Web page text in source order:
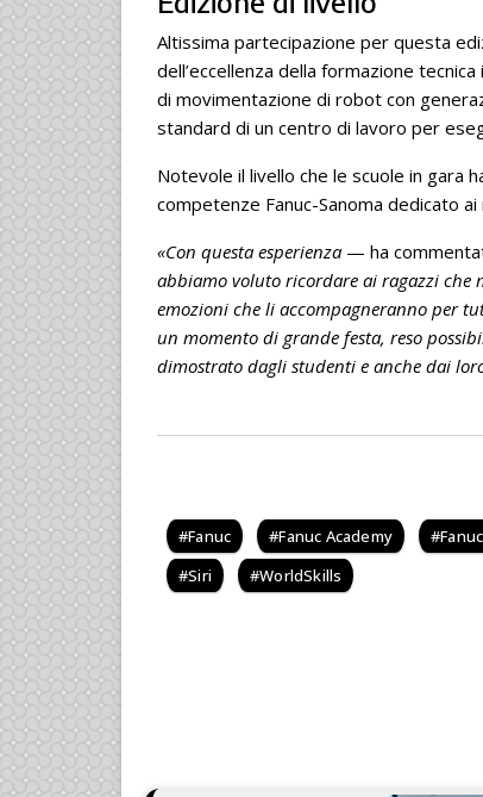
Altissima partecipazione per questa
dell’eccellenza della formazione
di movimentazione di robot con
standard di un centro di lavoro per
Notevole il livello che le scuole in gara
competenze Fanuc-Sanoma dedicato ai
«Con questa esperienza — ha
abbiamo voluto ricordare ai ragazzi che
emozioni che li accompagneranno per
un momento di grande festa, reso
dimostrato dagli studenti e anche dai
Fanuc Fanuc Academy
Siri
WorldSkills